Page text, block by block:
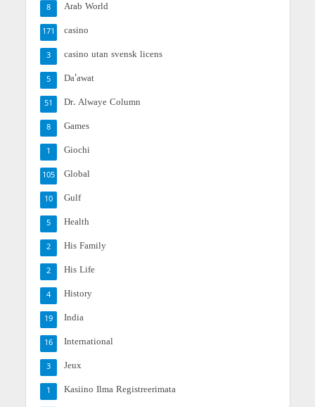
Arab World
8
casino
171
casino utan svensk licens
3
Da'awat
5
Dr. Alwaye Column
51
Games
8
Giochi
1
Global
105
Gulf
10
Health
5
His Family
2
His Life
2
History
4
India
19
International
16
Jeux
3
Kasiino Ilma Registreerimata
1